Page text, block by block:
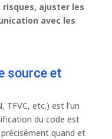
risques, ajuster les
avec les
source et
TFVC, etc.) est l’un
du code est
quand et